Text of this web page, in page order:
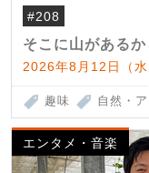
#208
そこに山があるか
2026年8月12日（
趣味 自然・
エンタメ・音楽